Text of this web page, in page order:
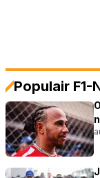
Populair F1-